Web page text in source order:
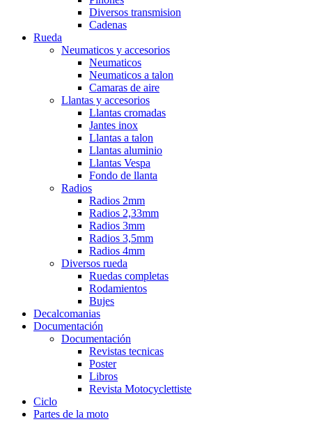
Diversos transmision
Cadenas
Rueda
Neumaticos y accesorios
Neumaticos
Neumaticos a talon
Camaras de aire
Llantas y accesorios
Llantas cromadas
Jantes inox
Llantas a talon
Llantas aluminio
Llantas Vespa
Fondo de llanta
Radios
Radios 2mm
Radios 2,33mm
Radios 3mm
Radios 3,5mm
Radios 4mm
Diversos rueda
Ruedas completas
Rodamientos
Bujes
Decalcomanias
Documentación
Documentación
Revistas tecnicas
Poster
Libros
Revista Motocyclettiste
Ciclo
Partes de la moto